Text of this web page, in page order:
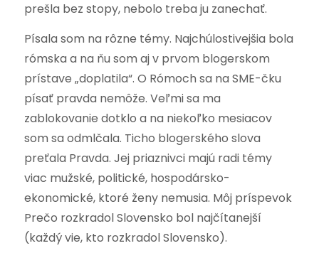
prešla bez stopy, nebolo treba ju zanechať.
Písala som na rôzne témy. Najchúlostivejšia bola
rómska a na ňu som aj v prvom blogerskom
prístave „doplatila“. O Rómoch sa na SME-čku
písať pravda nemôže. Veľmi sa ma
zablokovanie dotklo a na niekoľko mesiacov
som sa odmlčala. Ticho blogerského slova
preťala Pravda. Jej priaznivci majú radi témy
viac mužské, politické, hospodársko-
ekonomické, ktoré ženy nemusia. Môj príspevok
Prečo rozkradol Slovensko bol najčítanejší
(každý vie, kto rozkradol Slovensko).